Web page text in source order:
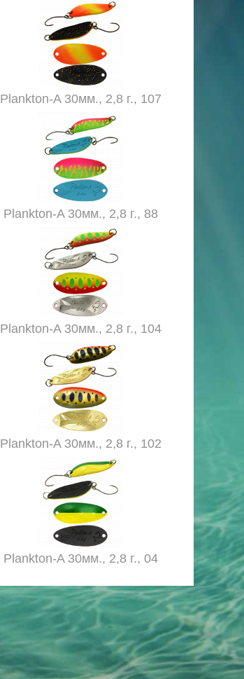
Plankton-A 30мм., 2,8 г., 107
Plankton-A 30мм., 2,8 г., 88
Plankton-A 30мм., 2,8 г., 104
Plankton-A 30мм., 2,8 г., 102
Plankton-A 30мм., 2,8 г., 04